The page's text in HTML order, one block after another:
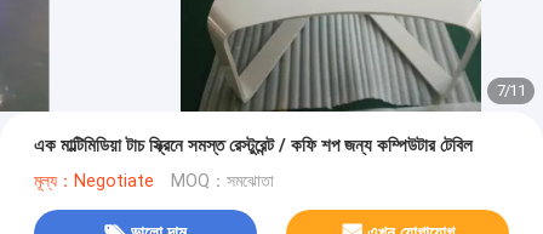
7/11
এক মাল্টিমিডিয়া টাচ স্ক্রিনে সমস্ত রেস্টুরেন্ট / কফি শপ জন্য কম্পিউটার টেবিল
মূল্য：Negotiate MOQ：সমঝোতা